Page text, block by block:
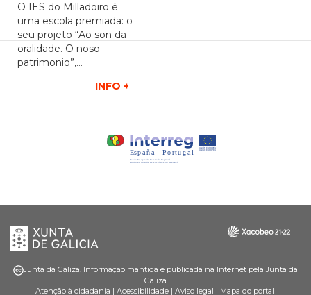
O IES do Milladoiro é
uma escola premiada: o
seu projeto “Ao son da
oralidade. O noso
patrimonio”,…
INFO +
Xunta
de
Galicia
Galicia
Junta da Galiza. Informação mantida e publicada na Internet pela Junta da
Galiza
Atenção à cidadania | Acessibilidade | Aviso legal | Mapa do portal